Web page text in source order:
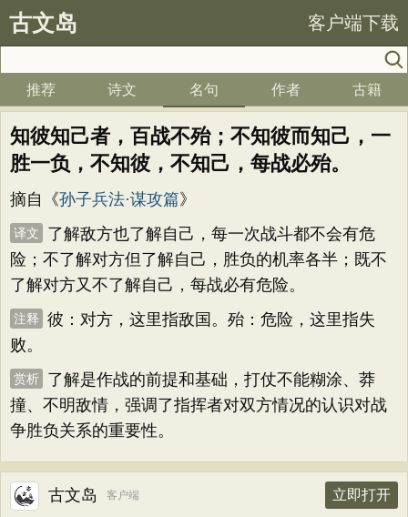
古文岛 客户端下载
推荐 诗文 名句 作者 古籍
知彼知己者，百战不殆；不知彼而知己，一
胜一负，不知彼，不知己，每战必殆。
摘自《孙子兵法·谋攻篇》
译文
了解敌方也了解自己，每一次战斗都不会有危
险；不了解对方但了解自己，胜负的机率各半；既不
了解对方又不了解自己，每战必有危险。
注释
彼：对方，这里指敌国。殆：危险，这里指失
败。
赏析
了解是作战的前提和基础，打仗不能糊涂、莽
撞、不明敌情，强调了指挥者对双方情况的认识对战
争胜负关系的重要性。
古文岛 客户端 立即打开